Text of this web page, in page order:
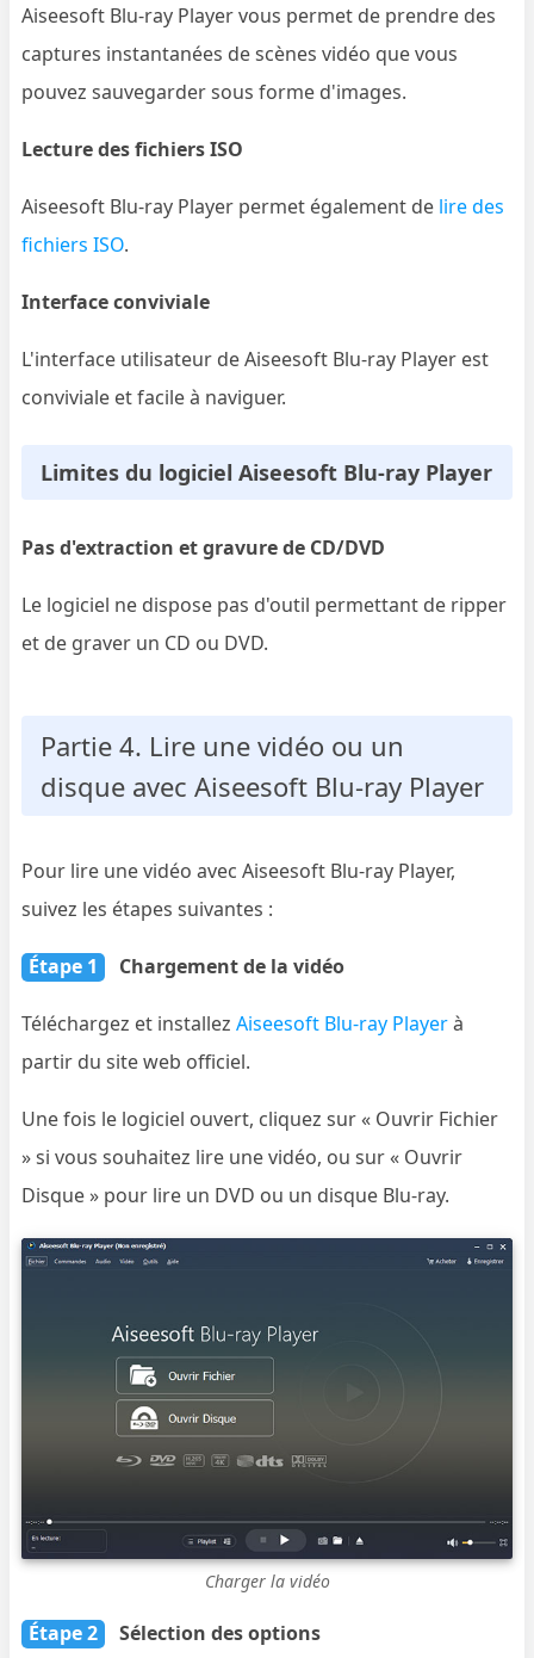
Aiseesoft Blu-ray Player vous permet de prendre des
captures instantanées de scènes vidéo que vous
pouvez sauvegarder sous forme d'images.
Lecture des fichiers ISO
Aiseesoft Blu-ray Player permet également de lire des
fichiers ISO.
Interface conviviale
L'interface utilisateur de Aiseesoft Blu-ray Player est
conviviale et facile à naviguer.
Limites du logiciel Aiseesoft Blu-ray Player
Pas d'extraction et gravure de CD/DVD
Le logiciel ne dispose pas d'outil permettant de ripper
et de graver un CD ou DVD.
Partie 4. Lire une vidéo ou un
disque avec Aiseesoft Blu-ray Player
Pour lire une vidéo avec Aiseesoft Blu-ray Player,
suivez les étapes suivantes :
Étape 1 Chargement de la vidéo
Téléchargez et installezAiseesoft Blu-ray Playerà
partir du site web officiel.
Une fois le logiciel ouvert, cliquez sur « Ouvrir Fichier
» si vous souhaitez lire une vidéo, ou sur « Ouvrir
Disque » pour lire un DVD ou un disque Blu-ray.
Charger la vidéo
Étape 2 Sélection des options